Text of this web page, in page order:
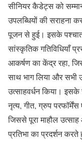
सीनियर कैडेट्स को
उपलब्धियों की सराहना
पूजन से हुई। इसके पश्चात
सांस्कृतिक गतिविधियाँ
आकर्षण का केंद्र रहा,
साथ भाग लिया और सभी
उत्साहवर्धन किया।
नृत्य, गीत, ग्रुप
जिससे पूरा माहौल
प्रतिभा का प्रदर्शन